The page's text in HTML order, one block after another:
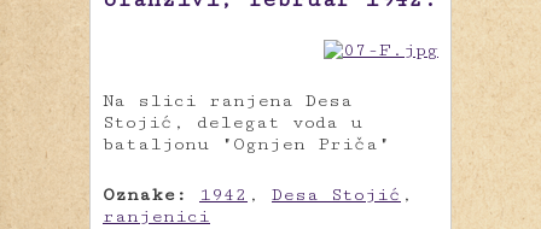
Na slici ranjena Desa
Stojić, delegat voda u
bataljonu "Ognjen Priča"
Oznake: 1942 , Desa Stojić ,
ranjenici